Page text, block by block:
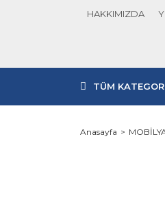
HAKKIMIZDA
TÜM
Anasayfa